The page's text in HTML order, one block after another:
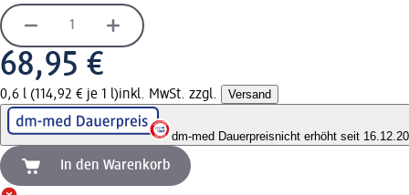
68,95 €
0,6 l (114,92 € je 1 l)inkl. MwSt. zzgl. Versand
dm-med Dauerpreisnicht erhöht seit
In den Warenkorb